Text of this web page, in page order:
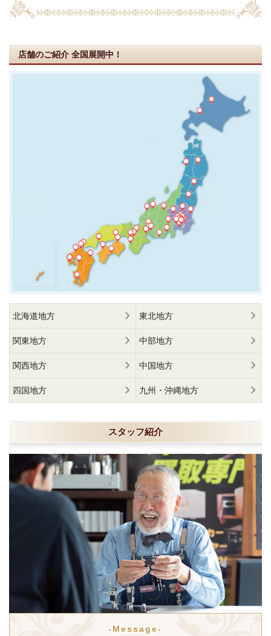
店舗のご紹介 全国展開中！
北海道地方 東北地方
関東地方 中部地方
関西地方 中国地方
四国地方 九州・沖縄地方
スタッフ紹介
-Message-